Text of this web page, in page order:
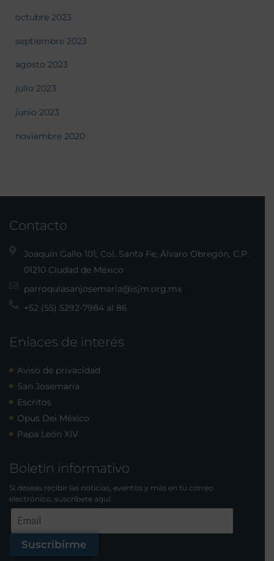
octubre 2023
septiembre 2023
agosto 2023
julio 2023
junio 2023
noviembre 2020
Contacto
Joaquín Gallo 101, Col. Santa Fe, Álvaro Obregón, C.P.
01210 Ciudad de México
parroquiasanjosemaria@isjm.org.mx
+52 (55) 5292-7984 al 86
Enlaces de interés
Aviso de privacidad
San Josemaría
Escritos
Opus Dei México
Papa León XIV
Boletín informativo
Si deseas recibir las noticias, eventos y más en tu correo
electrónico, suscríbete aquí:
Suscribirme